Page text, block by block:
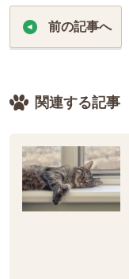
前の記事へ
関連する記事